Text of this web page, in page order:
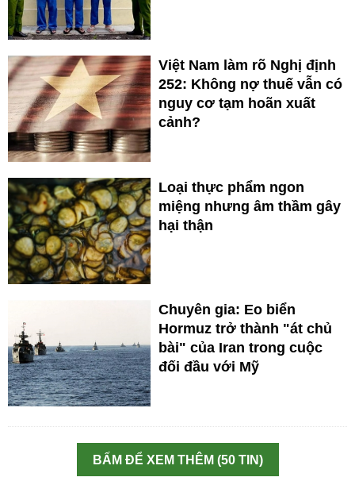
Việt Nam làm rõ Nghị định
252: Không nợ thuế vẫn có
nguy cơ tạm hoãn xuất
cảnh?
Loại thực phẩm ngon
miệng nhưng âm thầm gây
hại thận
Chuyên gia: Eo biển
Hormuz trở thành "át chủ
bài" của Iran trong cuộc
đối đầu với Mỹ
BẤM ĐỂ XEM THÊM (50 TIN)